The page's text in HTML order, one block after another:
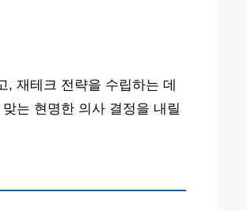
, 재테크 전략을 수립하는 데
는 현명한 의사 결정을 내릴